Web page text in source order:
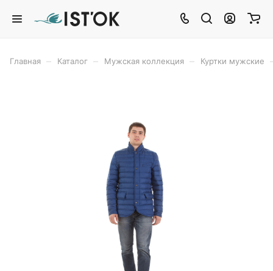
Главная Каталог Мужская коллекция Куртки мужские